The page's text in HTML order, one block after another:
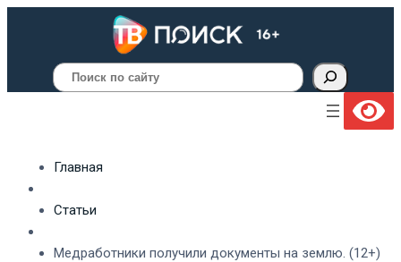
Поиск
Главная
Статьи
Медработники получили документы на землю. (12+)